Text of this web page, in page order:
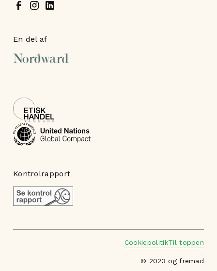
En del af
Kontrolrapport
© 2023 og fremad
CookiepolitikTil toppen